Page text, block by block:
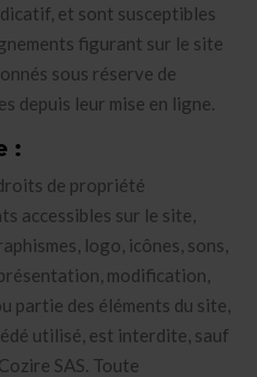
et sont susceptibles
figurant sur le site
sous réserve de
depuis leur mise en ligne.
:
de propriété
accessibles sur le site,
logo, icônes, sons,
modification,
partie des éléments du site,
utilisé, est interdite, sauf
SAS. Toute